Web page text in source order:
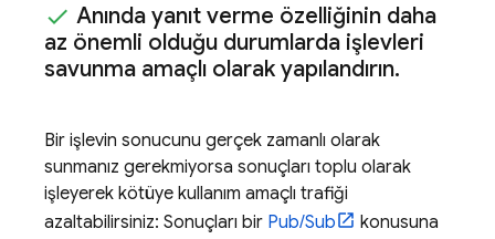
Anında yanıt verme özelliğinin daha
az önemli olduğu durumlarda işlevleri
savunma amaçlı olarak yapılandırın.
Bir işlevin sonucunu gerçek zamanlı olarak
sunmanız gerekmiyorsa sonuçları toplu olarak
işleyerek kötüye kullanım amaçlı trafiği
azaltabilirsiniz: Sonuçları bir Pub/Sub
konusuna